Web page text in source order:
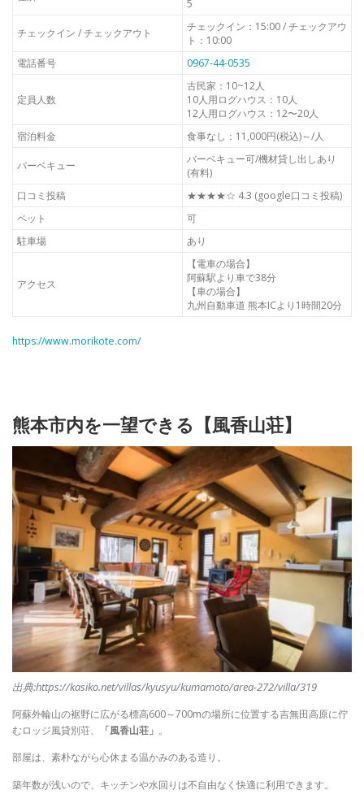
5
チェックイン / チェックアウト
チェックイン：15:00 / チェックアウ
ト：10:00
電話番号
0967-44-0535
定員人数
古民家：10~12人
10人用ログハウス：10人
12人用ログハウス：12〜20人
宿泊料金
食事なし：11,000円(税込)～/人
バーベキュー
バーベキュー可/機材貸し出しあり
(有料)
口コミ投稿
★★★★☆ 4.3 (google口コミ投稿)
ペット
可
駐車場
あり
アクセス
【電車の場合】
阿蘇駅より車で38分
【車の場合】
九州自動車道 熊本ICより1時間20分
https://www.morikote.com/
熊本市内を一望できる【風香山荘】
出典:https://kasiko.net/villas/kyusyu/kumamoto/area-272/villa/319
阿蘇外輪山の裾野に広がる標高600～700mの場所に位置する吉無田高原に佇
むロッジ風貸別荘、
「風香山荘」 。
部屋は、素朴ながら心休まる温かみのある造り。
築年数が浅いので、 キッチンや水回りは不自由なく快適に利用できます。